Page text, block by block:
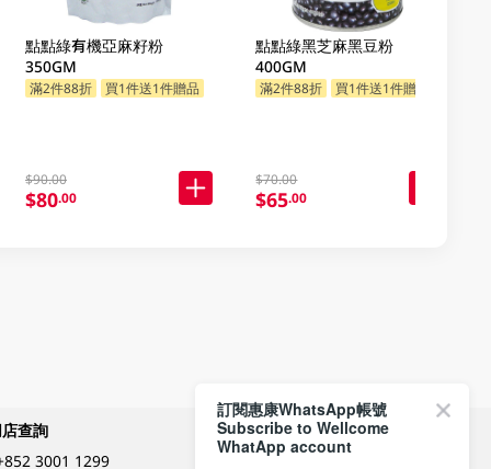
點點綠有機亞麻籽粉
350GM
滿2件88折 買1件送1件贈品
$90.00
$80.00
點點綠黑芝麻黑豆粉
400GM
滿2件88折 買1件送1件贈品
$70.00
$65.00
查詢
3001 1299
付款方式
訂閱惠康WhatsApp帳號
Subscribe to Wellcome
WhatApp account